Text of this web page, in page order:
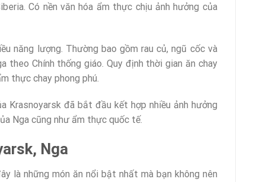
Có nền văn hóa ẩm thực chịu ảnh hưởng của
năng lượng. Thường bao gồm rau củ, ngũ cốc và
theo Chính thống giáo. Quy định thời gian ăn chay
thực chay phong phú.
Krasnoyarsk đã bắt đầu kết hợp nhiều ảnh hưởng
Nga cũng như ẩm thực quốc tế.
Nga
là những món ăn nổi bật nhất mà bạn không nên